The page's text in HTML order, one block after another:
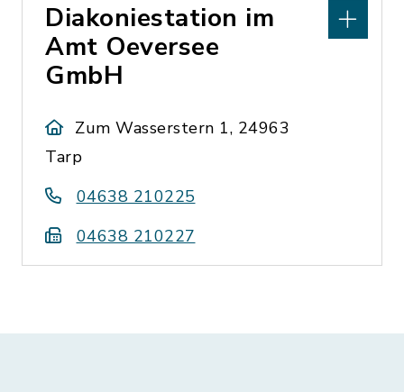
Diakoniestation im
Amt Oeversee
GmbH
Zum Wasserstern 1, 24963
Tarp
04638 210225
04638 210227